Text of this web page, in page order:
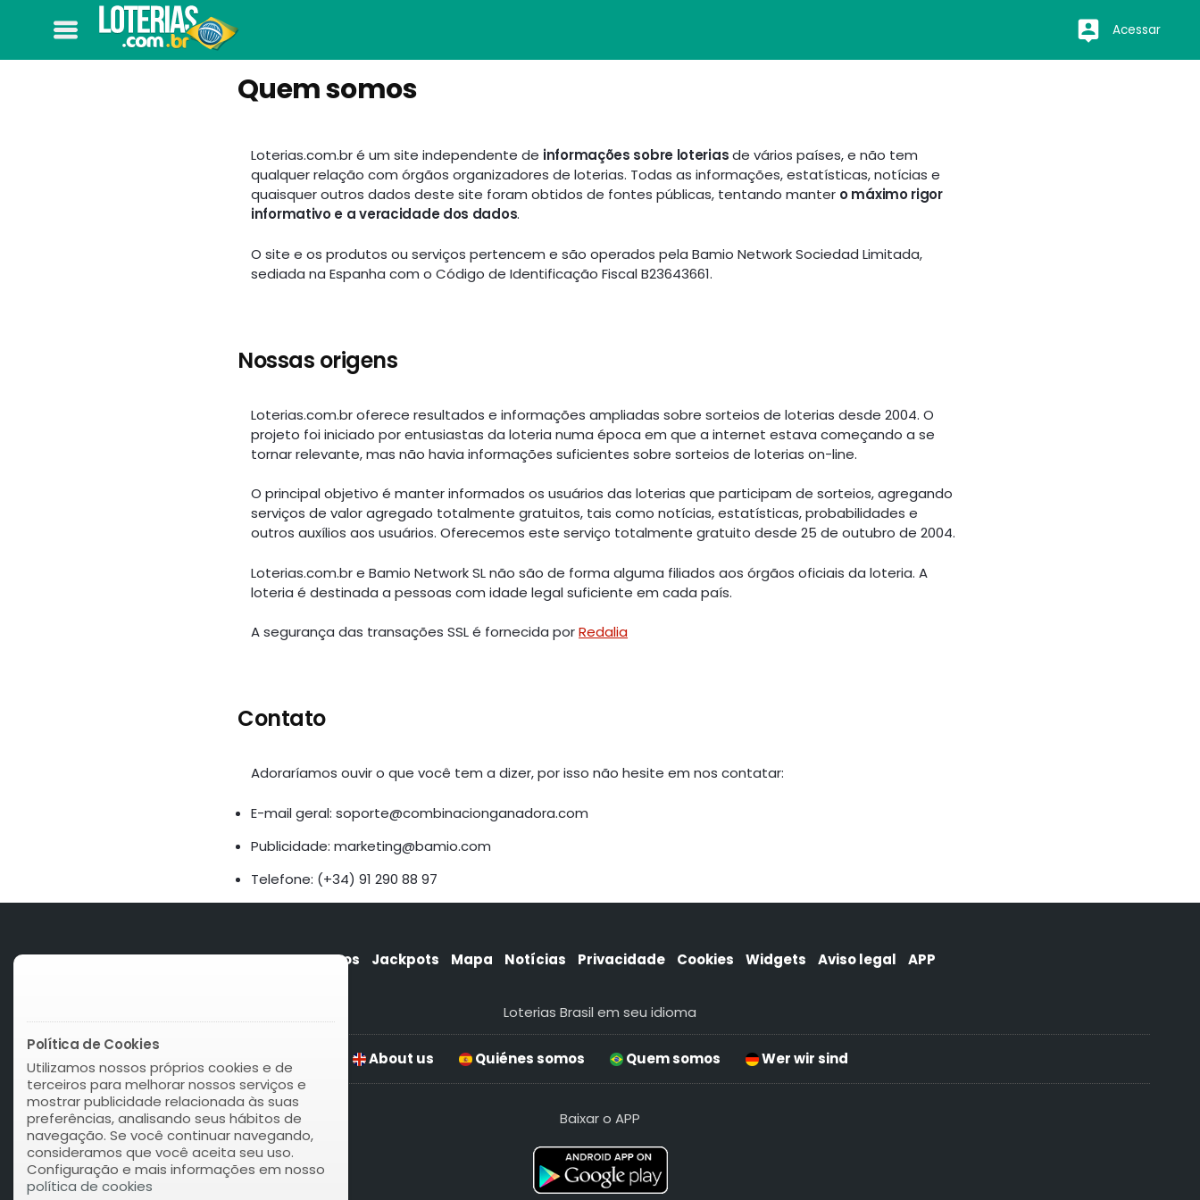
Acessar
Quem somos
Loterias.com.br é um site independente de informações sobre loteriasde vários países, e não tem
qualquer relação com órgãos organizadores de loterias. Todas as informações, estatísticas, notícias e
quaisquer outros dados deste site foram obtidos de fontes públicas, tentando manter o máximo rigor
informativo e a veracidade dos dados.
O site e os produtos ou serviços pertencem e são operados pela Bamio Network Sociedad Limitada,
sediada na Espanha com o Código de Identificação Fiscal B23643661.
Nossas origens
Loterias.com.br oferece resultados e informações ampliadas sobre sorteios de loterias desde 2004. O
projeto foi iniciado por entusiastas da loteria numa época em que a internet estava começando a se
tornar relevante, mas não havia informações suficientes sobre sorteios de loterias on-line.
O principal objetivo é manter informados os usuários das loterias que participam de sorteios, agregando
serviços de valor agregado totalmente gratuitos, tais como notícias, estatísticas, probabilidades e
outros auxílios aos usuários. Oferecemos este serviço totalmente gratuito desde 25 de outubro de 2004.
Loterias.com.br e Bamio Network SL não são de forma alguma filiados aos órgãos oficiais da loteria. A
loteria é destinada a pessoas com idade legal suficiente em cada país.
A segurança das transações SSL é fornecida porRedalia
Contato
Adoraríamos ouvir o que você tem a dizer, por isso não hesite em nos contatar:
E-mail geral:soporte@combinacionganadora.com
Publicidade:marketing@bamio.com
Telefone: (+34) 91 290 88 97
Quem somos Jackpots Mapa Notícias Privacidade Cookies Widgets Aviso legal APP
Loterias Brasil em seu idioma
About us Quiénes somos Quem somos Wer wir sind
Baixar o APP
Política de Cookies
Utilizamos nossos próprios cookies e de
terceiros para melhorar nossos serviços e
mostrar publicidade relacionada às suas
preferências, analisando seus hábitos de
navegação. Se você continuar navegando,
consideramos que você aceita seu uso.
Configuração e mais informações em nosso
política de cookies